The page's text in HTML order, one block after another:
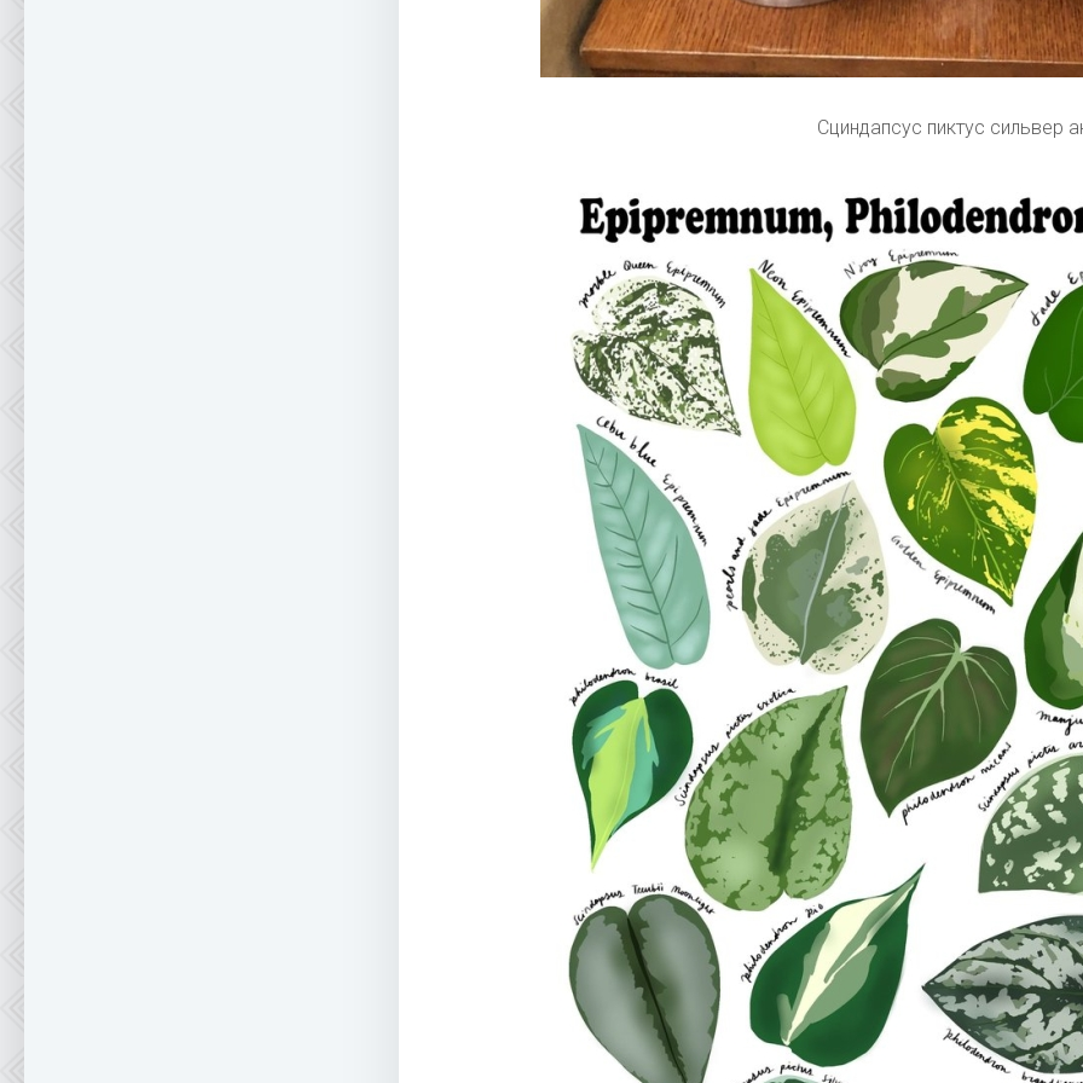
Сциндапсус пиктус сильвер